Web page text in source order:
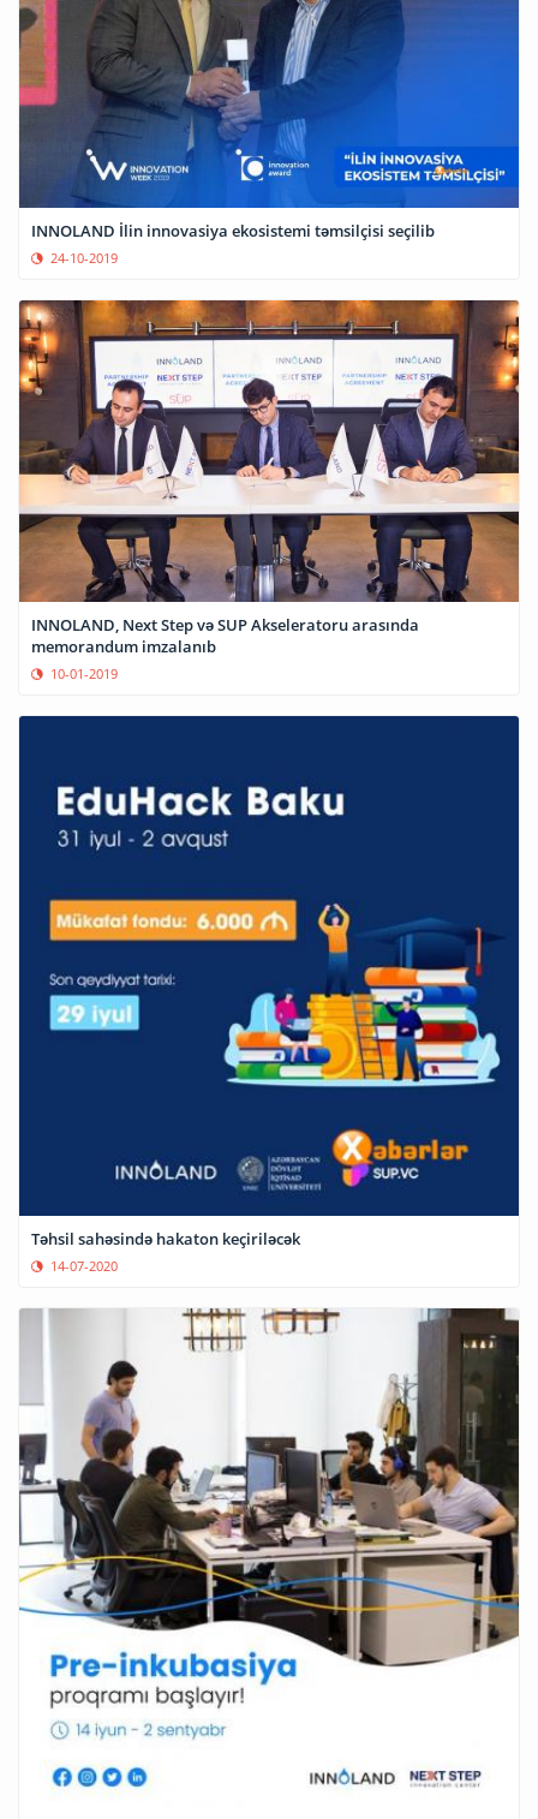
INNOLAND İlin innovasiya ekosistemi təmsilçisi seçilib
24-10-2019
INNOLAND, Next Step və SUP Akseleratoru arasında
memorandum imzalanıb
10-01-2019
Təhsil sahəsində hakaton keçiriləcək
14-07-2020